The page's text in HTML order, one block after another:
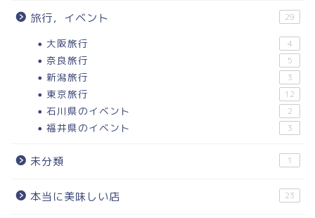
旅行，イベント 29
大阪旅行 4
奈良旅行 5
新潟旅行 3
東京旅行 12
石川県のイベント 2
福井県のイベント 3
未分類 1
本当に美味しい店 23